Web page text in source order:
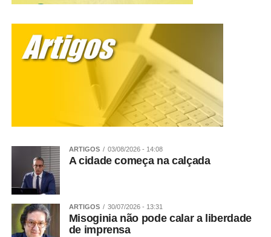
ARTIGOS 03/08/2026 - 14:08
A cidade começa na calçada
ARTIGOS 30/07/2026 - 13:31
Misoginia não pode calar a liberdade
de imprensa